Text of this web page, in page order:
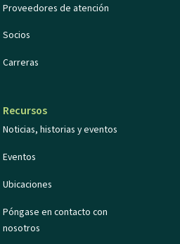
Proveedores de atención
Socios
Carreras
Recursos
Noticias, historias y eventos
Eventos
Ubicaciones
Póngase en contacto con
nosotros